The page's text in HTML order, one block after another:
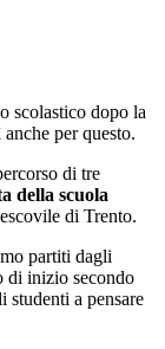
scolastico dopo la
per questo.
di tre
della scuola
di Trento.
partiti dagli
di inizio secondo
studenti a pensare